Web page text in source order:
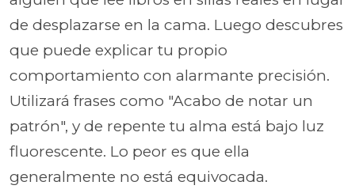
de desplazarse en la cama. Luego descubres
que puede explicar tu propio
comportamiento con alarmante precisión.
Utilizará frases como "Acabo de notar un
patrón", y de repente tu alma está bajo luz
fluorescente. Lo peor es que ella
generalmente no está equivocada.